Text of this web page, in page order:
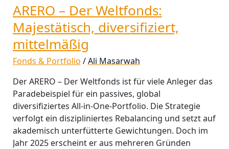
ARERO – Der Weltfonds:
Majestätisch, diversifiziert,
mittelmäßig
Fonds & Portfolio /Ali Masarwah
Der ARERO – Der Weltfonds ist für viele Anleger das
Paradebeispiel für ein passives, global
diversifiziertes All-in-One-Portfolio. Die Strategie
verfolgt ein diszipliniertes Rebalancing und setzt auf
akademisch unterfütterte Gewichtungen. Doch im
Jahr 2025 erscheint er aus mehreren Gründen